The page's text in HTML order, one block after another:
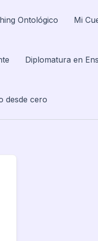
Ontológico Mi
Diplomatura en
desde cero